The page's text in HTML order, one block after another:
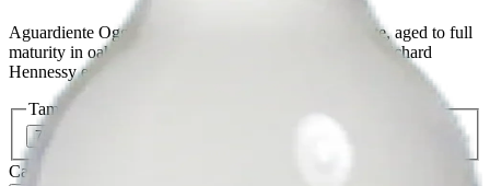
Aguardiente Oggun is a blend of the finest aguardiente, aged to full
maturity in oak barrels in the town of Cognac, where Richard
Hennessy established his company in 1765.
Tamaño
750ml
Cantidad